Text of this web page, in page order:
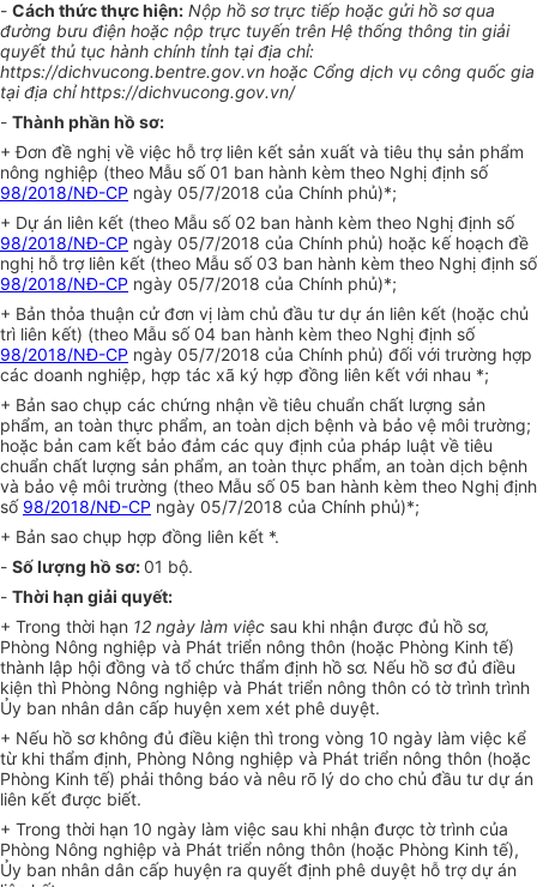
- Cách thức thực hiện: Nộp hồ sơ trực tiếp hoặc gửi hồ sơ qua
đường bưu điện hoặc nộp trực tuyến trên Hệ thống thông tin giải
quyết thủ tục hành chính tỉnh tại địa chỉ:
https://dichvucong.bentre.gov.vn hoặc Cổng dịch vụ công quốc gia
tại địa chỉ https://dichvucong.gov.vn/
- Thành phần hồ sơ:
+ Đơn đề nghị về việc hỗ trợ liên kết sản xuất và tiêu thụ sản phẩm
nông nghiệp (theo Mẫu số 01 ban hành kèm theo Nghị định số
98/2018/NĐ-CP ngày 05/7/2018 của Chính phủ)*;
+ Dự án liên kết (theo Mẫu số 02 ban hành kèm theo Nghị định số
98/2018/NĐ-CP ngày 05/7/2018 của Chính phủ) hoặc kế hoạch đề
nghị hỗ trợ liên kết (theo Mẫu số 03 ban hành kèm theo Nghị định số
98/2018/NĐ-CP ngày 05/7/2018 của Chính phủ)*;
+ Bản thỏa thuận cử đơn vị làm chủ đầu tư dự án liên kết (hoặc chủ
trì liên kết) (theo Mẫu số 04 ban hành kèm theo Nghị định số
98/2018/NĐ-CP ngày 05/7/2018 của Chính phủ) đối với trường hợp
các doanh nghiệp, hợp tác xã ký hợp đồng liên kết với nhau *;
+ Bản sao chụp các chứng nhận về tiêu chuẩn chất lượng sản
phẩm, an toàn thực phẩm, an toàn dịch bệnh và bảo vệ môi trường;
hoặc bản cam kết bảo đảm các quy định của pháp luật về tiêu
chuẩn chất lượng sản phẩm, an toàn thực phẩm, an toàn dịch bệnh
và bảo vệ môi trường (theo Mẫu số 05 ban hành kèm theo Nghị định
số 98/2018/NĐ-CP ngày 05/7/2018 của Chính phủ)*;
+ Bản sao chụp hợp đồng liên kết *.
- Số lượng hồ sơ:01 bộ.
- Thời hạn giải quyết:
+ Trong thời hạn 12 ngày làm việc sau khi nhận được đủ hồ sơ,
Phòng Nông nghiệp và Phát triển nông thôn (hoặc Phòng Kinh tế)
thành lập hội đồng và tổ chức thẩm định hồ sơ. Nếu hồ sơ đủ điều
kiện thì Phòng Nông nghiệp và Phát triển nông thôn có tờ trình trình
Ủy ban nhân dân cấp huyện xem xét phê duyệt.
+ Nếu hồ sơ không đủ điều kiện thì trong vòng 10 ngày làm việc kể
từ khi thẩm định, Phòng Nông nghiệp và Phát triển nông thôn (hoặc
Phòng Kinh tế) phải thông báo và nêu rõ lý do cho chủ đầu tư dự án
liên kết được biết.
+ Trong thời hạn 10 ngày làm việc sau khi nhận được tờ trình của
Phòng Nông nghiệp và Phát triển nông thôn (hoặc Phòng Kinh tế),
Ủy ban nhân dân cấp huyện ra quyết định phê duyệt hỗ trợ dự án